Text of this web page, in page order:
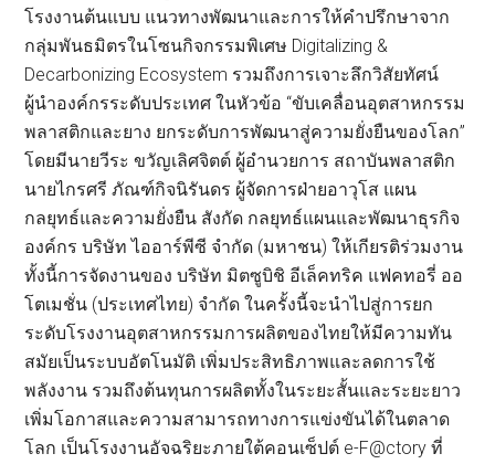
โรงงานต้นแบบ แนวทางพัฒนาและการให้คำปรึกษาจาก
กลุ่มพันธมิตรในโซนกิจกรรมพิเศษ Digitalizing &
Decarbonizing Ecosystem รวมถึงการเจาะลึกวิสัยทัศน์
ผู้นำองค์กรระดับประเทศ ในหัวข้อ “ขับเคลื่อนอุตสาหกรรม
พลาสติกและยาง ยกระดับการพัฒนาสู่ความยั่งยืนของโลก”
โดยมีนายวีระ ขวัญเลิศจิตต์ ผู้อำนวยการ สถาบันพลาสติก
นายไกรศรี ภัณฑ์กิจนิรันดร ผู้จัดการฝ่ายอาวุโส แผน
กลยุทธ์และความยั่งยืน สังกัด กลยุทธ์แผนและพัฒนาธุรกิจ
องค์กร บริษัท ไออาร์พีซี จำกัด (มหาชน) ให้เกียรติร่วมงาน
ทั้งนี้การจัดงานของ บริษัท มิตซูบิชิ อีเล็คทริค แฟคทอรี่ ออ
โตเมชั่น (ประเทศไทย) จำกัด ในครั้งนี้จะนำไปสู่การยก
ระดับโรงงานอุตสาหกรรมการผลิตของไทยให้มีความทัน
สมัยเป็นระบบอัตโนมัติ เพิ่มประสิทธิภาพและลดการใช้
พลังงาน รวมถึงต้นทุนการผลิตทั้งในระยะสั้นและระยะยาว
เพิ่มโอกาสและความสามารถทางการแข่งขันได้ในตลาด
โลก เป็นโรงงานอัจฉริยะภายใต้คอนเซ็ปต์ e-F@ctory ที่